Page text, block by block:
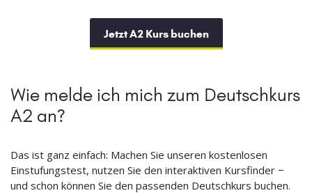
Jetzt A2 Kurs buchen
Wie melde ich mich zum Deutschkurs
A2 an?
Das ist ganz einfach: Machen Sie unseren kostenlosen
Einstufungstest, nutzen Sie den interaktiven Kursfinder −
und schon können Sie den passenden Deutschkurs buchen.